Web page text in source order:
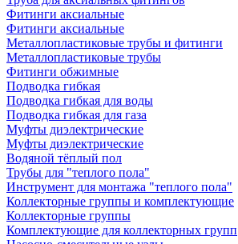
Фитинги аксиальные
Фитинги аксиальные
Металлопластиковые трубы и фитинги
Металлопластиковые трубы
Фитинги обжимные
Подводка гибкая
Подводка гибкая для воды
Подводка гибкая для газа
Муфты диэлектрические
Муфты диэлектрические
Водяной тёплый пол
Трубы для "теплого пола"
Инструмент для монтажа "теплого пола"
Коллекторные группы и комплектующие
Коллекторные группы
Комплектующие для коллекторных групп